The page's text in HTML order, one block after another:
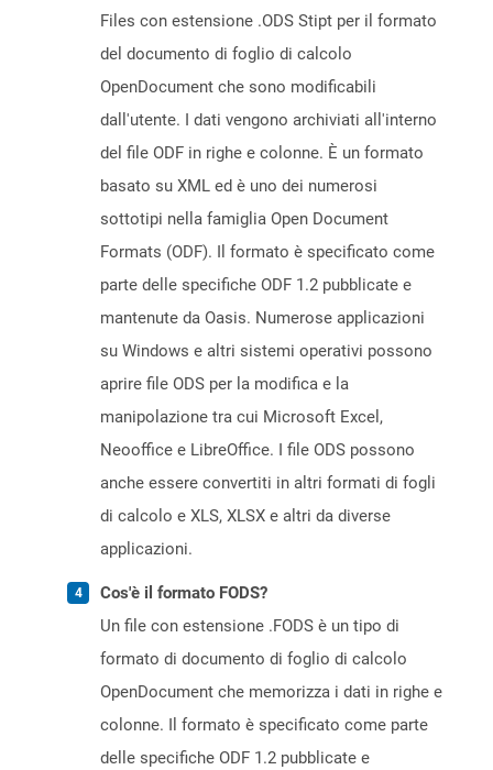
Files con estensione .ODS Stipt per il formato
del documento di foglio di calcolo
OpenDocument che sono modificabili
dall'utente. I dati vengono archiviati all'interno
del file ODF in righe e colonne. È un formato
basato su XML ed è uno dei numerosi
sottotipi nella famiglia Open Document
Formats (ODF). Il formato è specificato come
parte delle specifiche ODF 1.2 pubblicate e
mantenute da Oasis. Numerose applicazioni
su Windows e altri sistemi operativi possono
aprire file ODS per la modifica e la
manipolazione tra cui Microsoft Excel,
Neooffice e LibreOffice. I file ODS possono
anche essere convertiti in altri formati di fogli
di calcolo e XLS, XLSX e altri da diverse
applicazioni.
Cos'è il formato FODS?
Un file con estensione .FODS è un tipo di
formato di documento di foglio di calcolo
OpenDocument che memorizza i dati in righe e
colonne. Il formato è specificato come parte
delle specifiche ODF 1.2 pubblicate e